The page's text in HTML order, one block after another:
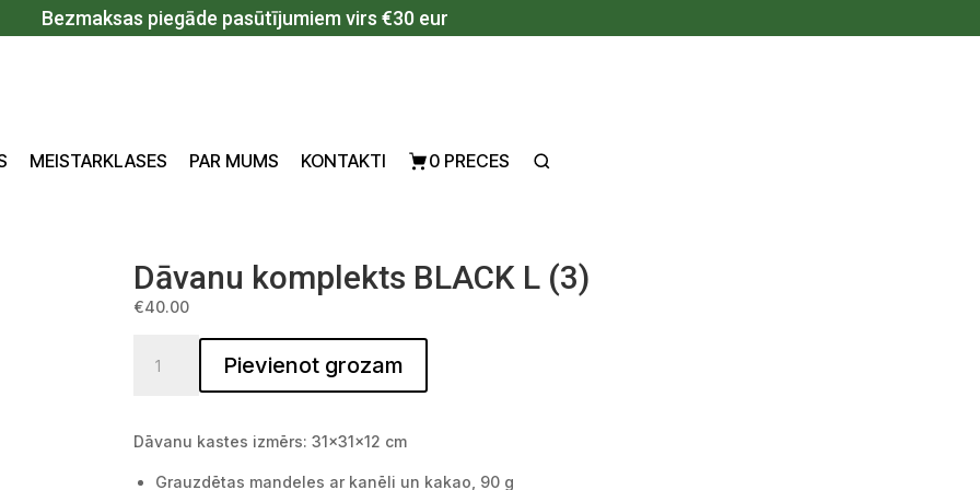
Bezmaksas piegāde pasūtījumiem virs €30 eur
MEISTARKLASES PAR MUMS KONTAKTI 0 PRECES
Dāvanu komplekts BLACK L (3)
€40.00
Dāvanu komplekts BLACK L (3) quantity
Pievienot grozam
Dāvanu kastes izmērs: 31x31x12 cm
Grauzdētas mandeles ar kanēli un kakao, 90 g